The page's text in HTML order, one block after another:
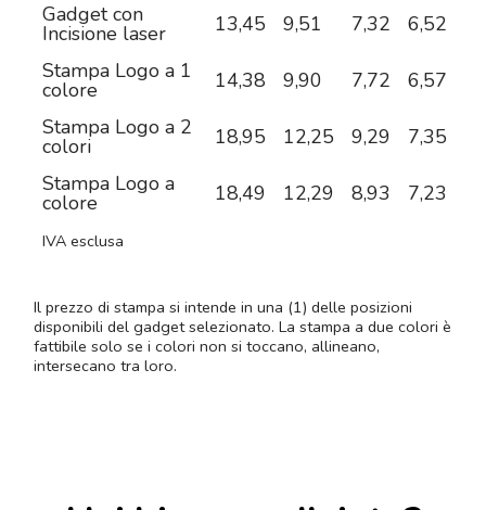
Gadget con
Incisione laser 13,45 9,51 7,32 6,52
Stampa Logo a 1
colore 14,38 9,90 7,72 6,57
Stampa Logo a 2
colori 18,95 12,25 9,29 7,35
Stampa Logo a
colore 18,49 12,29 8,93 7,23
IVA esclusa
Il prezzo di stampa si intende in una (1) delle posizioni
disponibili del gadget selezionato. La stampa a due colori è
fattibile solo se i colori non si toccano, allineano,
intersecano tra loro.